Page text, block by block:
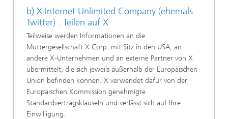
b) X Internet Unlimited Company (ehemals
Twitter) : Teilen auf X
Teilweise werden Informationen an die
Muttergesellschaft X Corp. mit Sitz in den USA, an
andere X-Unternehmen und an externe Partner von X
übermittelt, die sich jeweils außerhalb der Europäischen
Union befinden können. X verwendet dafür von der
Europäischen Kommission genehmigte
Standardvertragsklauseln und verlässt sich auf Ihre
Einwilligung.